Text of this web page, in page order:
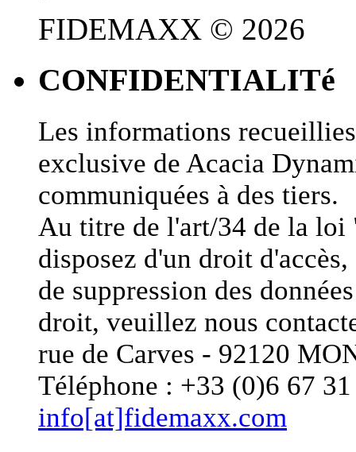
FIDEMAXX © 2026
CONFIDENTIALITé
Les informations
exclusive de Acacia
communiquées à des tiers.
Au titre de l'art/34 de la
disposez d'un droit
de suppression des
droit, veuillez nous
rue de Carves - 92120
Téléphone : +33 (0)6 67
info[at]fidemaxx.com